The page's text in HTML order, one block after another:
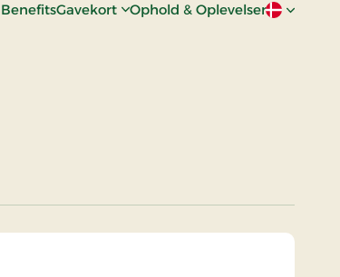
BenefitsGavekort Ophold & OplevelserAktivt